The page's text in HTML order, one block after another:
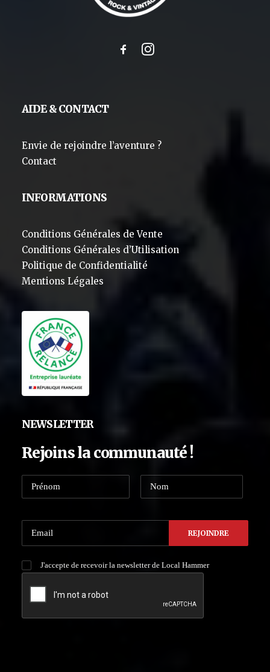
AIDE & CONTACT
Envie de rejoindre l’aventure ?
Contact
INFORMATIONS
Conditions Générales de Vente
Conditions Générales d’Utilisation
Politique de Confidentialité
Mentions Légales
NEWSLETTER
Rejoins la communauté !
J'accepte de recevoir la newsletter de Local Hammer